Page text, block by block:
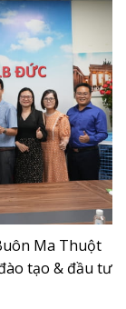
Ma Thuột
tạo & đầu tư